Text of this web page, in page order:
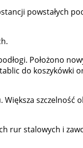
powstałych
Położono
do koszykówki
szczelność
rur stalowych i